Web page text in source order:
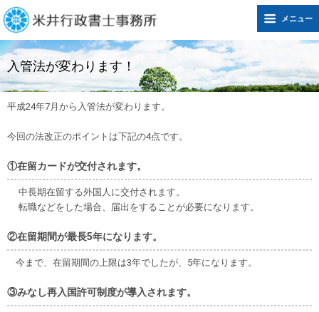
メニュー
入管法が変わります！
平成24年7月から入管法が変わります。
今回の法改正のポイントは下記の4点です。
①在留カードが交付されます。
中長期在留する外国人に交付されます。
転職などをした場合、届出をすることが必要になります。
②在留期間が最長5年になります。
今まで、在留期間の上限は3年でしたが、5年になります。
③みなし再入国許可制度が導入されます。